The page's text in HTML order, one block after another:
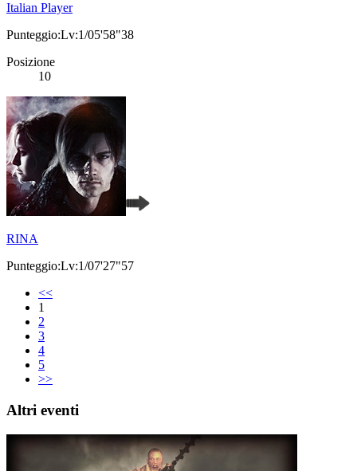
Italian Player
Punteggio:Lv:1/05'58"38
Posizione
10
RINA
Punteggio:Lv:1/07'27"57
<<
1
2
3
4
5
>>
Altri eventi